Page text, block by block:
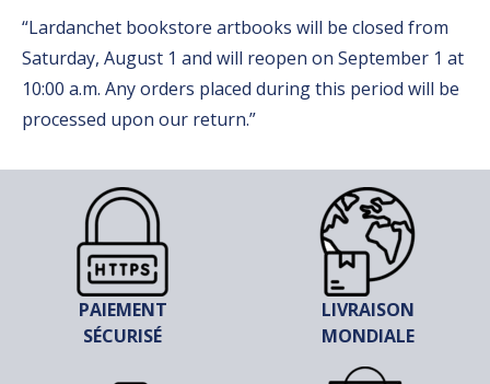
“Lardanchet bookstore artbooks will be closed from
Saturday, August 1 and will reopen on September 1 at
10:00 a.m. Any orders placed during this period will be
processed upon our return.”
PAIEMENT
SÉCURISÉ
LIVRAISON
MONDIALE